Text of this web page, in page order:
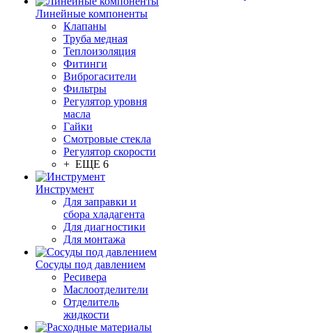
Линейные компоненты
Клапаны
Труба медная
Теплоизоляция
Фитинги
Виброгасители
Фильтры
Регулятор уровня
масла
Гайки
Смотровые стекла
Регулятор скорости
+ ЕЩЕ 6
Инструмент
Для заправки и
сбора хладагента
Для диагностики
Для монтажа
Сосуды под давлением
Ресивера
Маслоотделители
Отделитель
жидкости